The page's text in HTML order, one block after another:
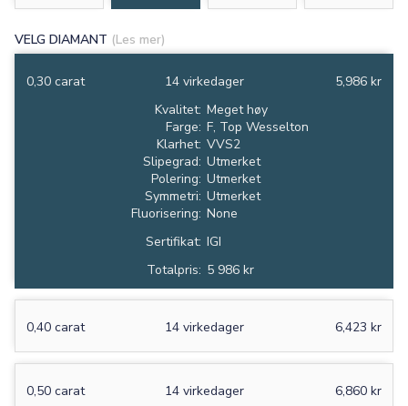
VELG DIAMANT (Les mer)
0,30 carat 5,986 kr
14 virkedager
Kvalitet: Meget høy
Farge: F, Top Wesselton
Klarhet: VVS2
Slipegrad: Utmerket
Polering: Utmerket
Symmetri: Utmerket
Fluorisering: None
Sertifikat: IGI
Totalpris: 5 986 kr
0,40 carat 6,423 kr
14 virkedager
0,50 carat 6,860 kr
14 virkedager